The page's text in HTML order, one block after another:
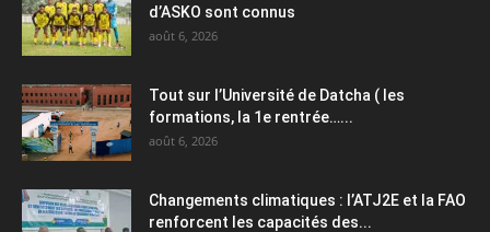
d’ASKO sont connus
août 6, 2026
Tout sur l’Université de Datcha ( les
formations, la 1e rentrée…...
août 6, 2026
Changements climatiques : l’ATJ2E et la FAO
renforcent les capacités des...